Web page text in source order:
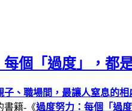
每個「過度」，都
、職場間，最讓人窒息的相
書籍-《過度努力：每個「過